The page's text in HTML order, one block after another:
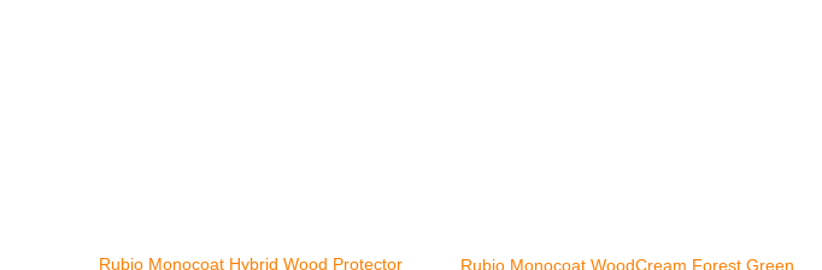
Rubio Monocoat Hybrid Wood Protector Rubio Monocoat WoodCream Forest Green